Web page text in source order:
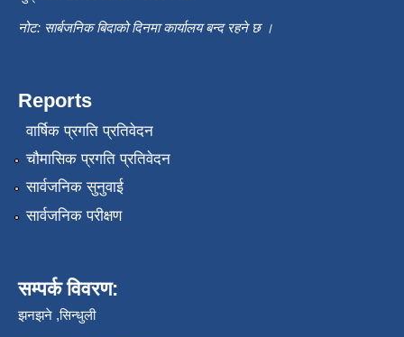
नोट: सार्बजनिक बिदाको दिनमा कार्यालय बन्द रहने छ ।
Reports
वार्षिक प्रगति प्रतिवेदन
चौमासिक प्रगति प्रतिवेदन
सार्वजनिक सुनुवाई
सार्वजनिक परीक्षण
सम्पर्क विवरण:
झनझने ,सिन्धुली